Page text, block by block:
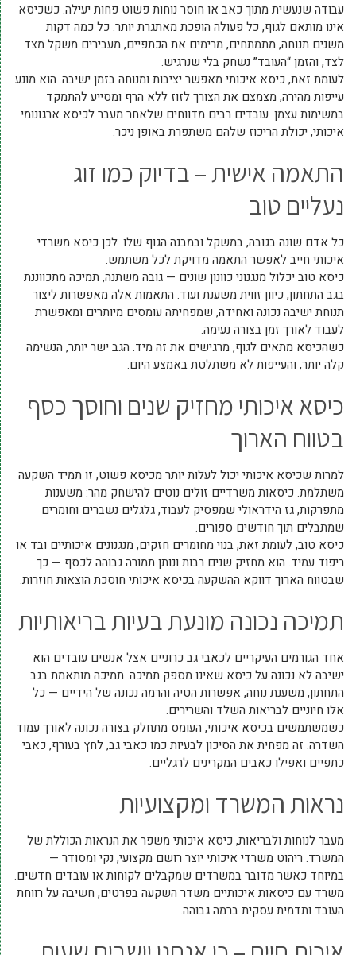
עבודה שנעשית מתוך כאב או חוסר נוחות פשוט פחות יעילה. כשכיסא
אינו מותאם לגוף, כל פעולה הופכת מאתגרת יותר: כל כמה דקות
משנים תנוחה, מתמתחים, מרימים את הכתפיים, מעבירים משקל מצד
לצד, והזמן “העובד” נשחק בלי שנרגיש.
לעומת זאת, כיסא איכותי מאפשר יציבות ומנוחה בזמן ישיבה. הוא מונע
עייפות מהירה, מצמצם את הצורך לזוז ללא הרף ומסייע להתמקד
במשימות עצמן. עובדים רבים מדווחים שלאחר מעבר לכיסא ארגונומי
איכותי, יכולת הריכוז שלהם משתפרת באופן ניכר.
התאמה אישית – בדיוק כמו זוג
נעליים טוב
כל אדם שונה בגובה, במשקל ובמבנה הגוף שלו. לכן כיסא משרדי
איכותי חייב לאפשר התאמה מדויקת לכל משתמש.
כיסא טוב יכלול מנגנוני כוונון שונים — גובה משתנה, תמיכה מתכווננת
בגב התחתון, כיוון זווית משענת ועוד. התאמות אלה מאפשרות ליצור
תנוחת ישיבה נכונה ואחידה, שמפחיתה עומסים מיותרים ומאפשרת
לעבוד לאורך זמן בצורה נעימה.
כשהכיסא מתאים לגוף, מרגישים את זה מיד. הגב ישר יותר, הנשימה
קלה יותר, והעייפות לא משתלטת באמצע היום.
כיסא איכותי מחזיק שנים וחוסך כסף
בטווח הארוך
למרות שכיסא איכותי יכול לעלות יותר מכיסא פשוט, זו תמיד השקעה
משתלמת. כיסאות משרדיים זולים נוטים להישחק מהר: משענות
מתפרקות, גז הידראולי שמפסיק לעבוד, גלגלים נשברים וחומרים
שמתבלים תוך חודשים ספורים.
כיסא טוב, לעומת זאת, בנוי מחומרים חזקים, מנגנונים איכותיים ובד או
ריפוד עמיד. הוא מחזיק שנים רבות ונותן תמורה גבוהה לכסף — כך
שבטווח הארוך דווקא ההשקעה בכיסא איכותי חוסכת הוצאות חוזרות.
תמיכה נכונה מונעת בעיות בריאותיות
אחד הגורמים העיקריים לכאבי גב כרוניים אצל אנשים עובדים הוא
ישיבה לא נכונה על כיסא שאינו מספק תמיכה. תמיכה מותאמת בגב
התחתון, משענת נוחה, אפשרות הטיה והרמה נכונה של הידיים — כל
אלו חיוניים לבריאות השלד והשרירים.
כשמשתמשים בכיסא איכותי, העומס מתחלק בצורה נכונה לאורך עמוד
השדרה. זה מפחית את הסיכון לבעיות כמו כאבי גב, לחץ בעורף, כאבי
כתפיים ואפילו כאבים המקרינים לרגליים.
נראות המשרד ומקצועיות
מעבר לנוחות ולבריאות, כיסא איכותי משפר את הנראות הכוללת של
המשרד. ריהוט משרדי איכותי יוצר רושם מקצועי, נקי ומסודר —
במיוחד כאשר מדובר במשרדים שמקבלים לקוחות או עובדים חדשים.
משרד עם כיסאות איכותיים משדר השקעה בפרטים, חשיבה על רווחת
העובד ותדמית עסקית ברמה גבוהה.